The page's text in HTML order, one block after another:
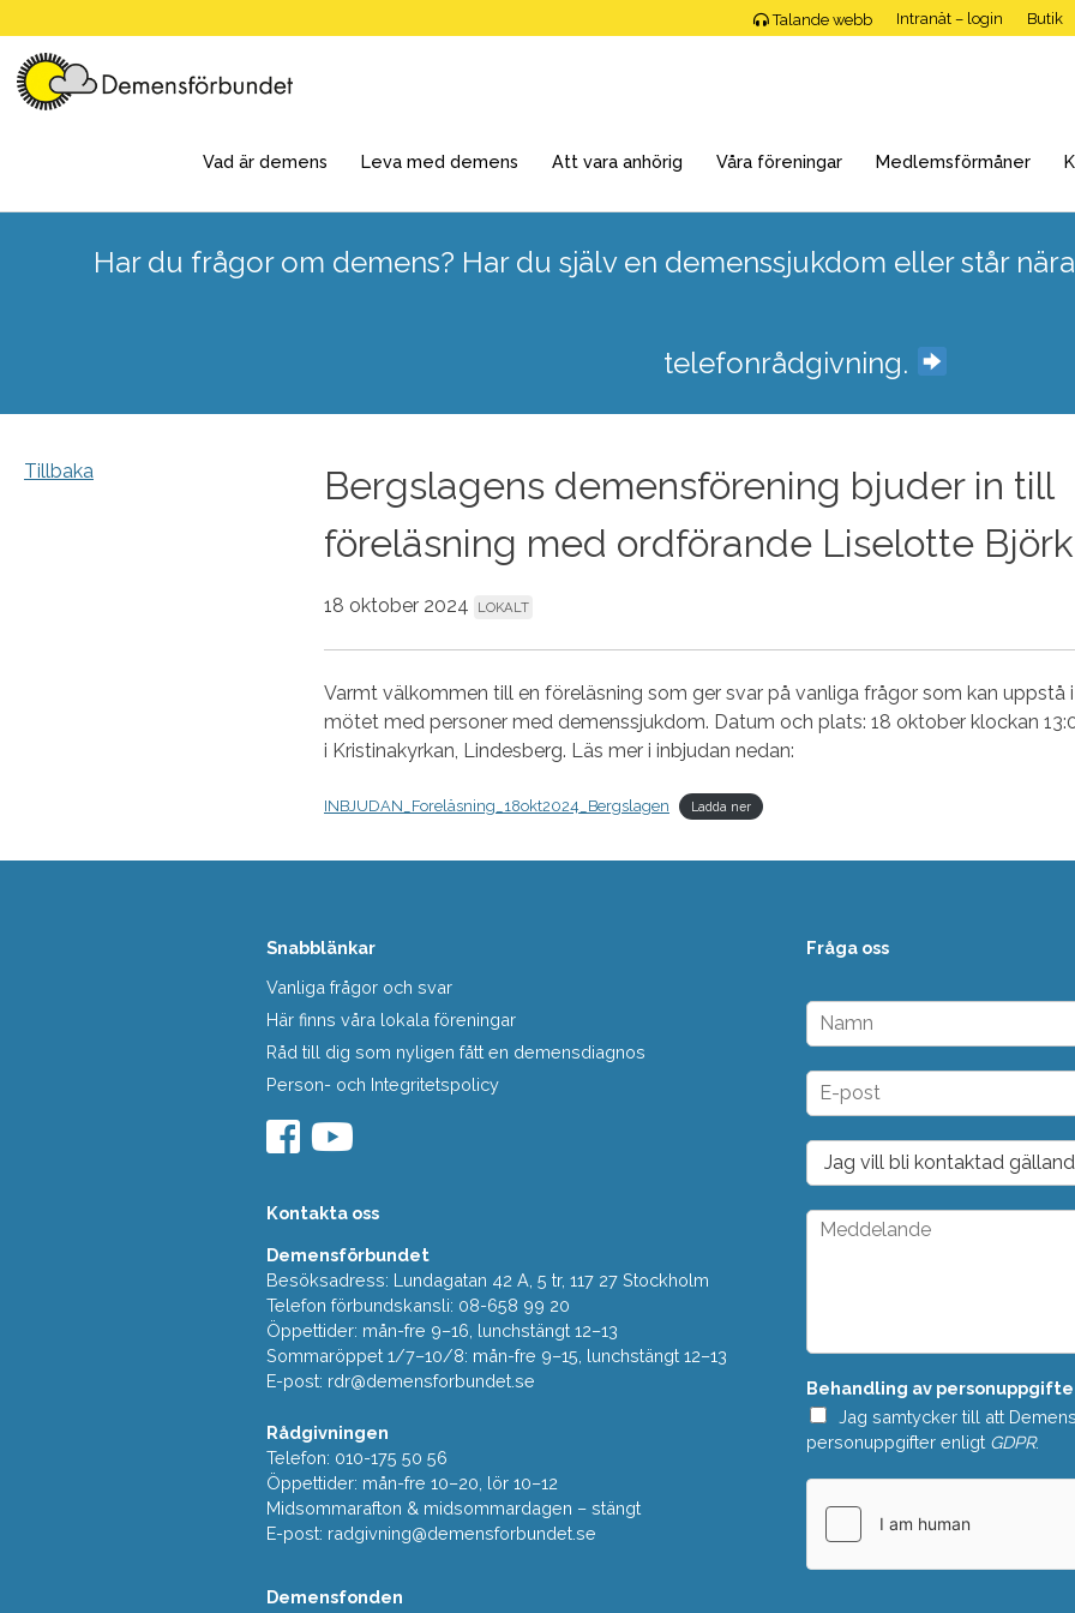
to
content
Talande webb Intranät – login Butik
Vad är demens Leva med demens Att vara anhörig Våra föreningar Medlemsförmåner
Har du frågor om demens? Har du själv en demenssjukdom eller står
telefonrådgivning.
Tillbaka
Bergslagens demensförening bjuder in till
föreläsning med ordförande Liselotte Björk
18 oktober 2024 LOKALT
Varmt välkommen till en föreläsning som ger svar på vanliga frågor som kan uppstå i
mötet med personer med demenssjukdom. Datum och plats: 18 oktober klockan
i Kristinakyrkan, Lindesberg. Läs mer i inbjudan nedan:
INBJUDAN_Foreläsning_18okt2024_Bergslagen Ladda ner
Snabblänkar
Vanliga frågor och svar
Här finns våra lokala föreningar
Råd till dig som nyligen fått en demensdiagnos
Person- och Integritetspolicy
Kontakta oss
Demensförbundet
Besöksadress: Lundagatan 42 A, 5 tr, 117 27 Stockholm
Telefon förbundskansli: 08-658 99 20
Öppettider: mån-fre 9–16, lunchstängt 12–13
Sommaröppet 1/7–10/8: mån-fre 9–15, lunchstängt 12–13
E-post: rdr@demensforbundet.se
Rådgivningen
Telefon: 010-175 50 56
Öppettider: mån-fre 10–20, lör 10–12
Midsommarafton & midsommardagen – stängt
E-post: radgivning@demensforbundet.se
Demensfonden
Fråga oss
N
m
n
E
p
o
t
*
D
o
p
M
a
d
e
*
Behandling av
Jag samtycker till att
personuppgifter enligt GDPR.